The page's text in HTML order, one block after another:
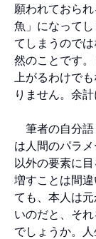
願われておら
魚」になって
てしまうので
然のことです
上がるわけで
りません。余計
筆者の自分語
は人間のパラ
以外の要素に
増すことは間
ても、本人は
いのだと、そ
でしょうか。